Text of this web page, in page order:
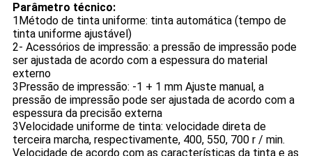
Parâmetro técnico:
1Método de tinta uniforme: tinta automática (tempo de
tinta uniforme ajustável)
2- Acessórios de impressão: a pressão de impressão pode
ser ajustada de acordo com a espessura do material
externo
3Pressão de impressão: -1 + 1 mm Ajuste manual, a
pressão de impressão pode ser ajustada de acordo com a
espessura da precisão externa
3Velocidade uniforme de tinta: velocidade direta de
terceira marcha, respectivamente, 400, 550, 700 r / min.
Velocidade de acordo com as características da tinta e as